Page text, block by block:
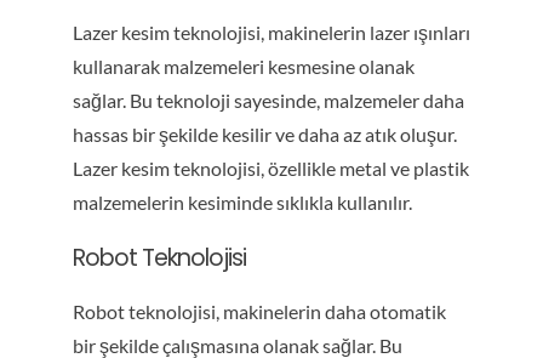
Lazer kesim teknolojisi, makinelerin lazer ışınları
kullanarak malzemeleri kesmesine olanak
sağlar. Bu teknoloji sayesinde, malzemeler daha
hassas bir şekilde kesilir ve daha az atık oluşur.
Lazer kesim teknolojisi, özellikle metal ve plastik
malzemelerin kesiminde sıklıkla kullanılır.
Robot Teknolojisi
Robot teknolojisi, makinelerin daha otomatik
bir şekilde çalışmasına olanak sağlar. Bu